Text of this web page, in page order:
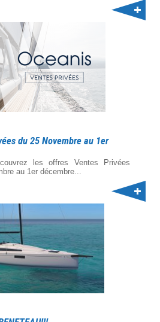
du 25 Novembre au 1er
les offres Ventes Privées
au 1er décembre...